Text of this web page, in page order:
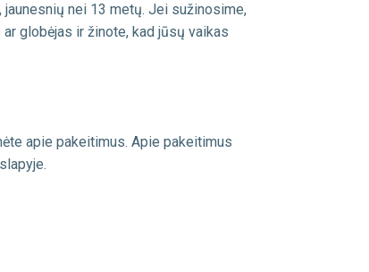
nei 13 metų. Jei sužinosime,
globėjas ir žinote, kad jūsų vaikas
apie pakeitimus. Apie pakeitimus